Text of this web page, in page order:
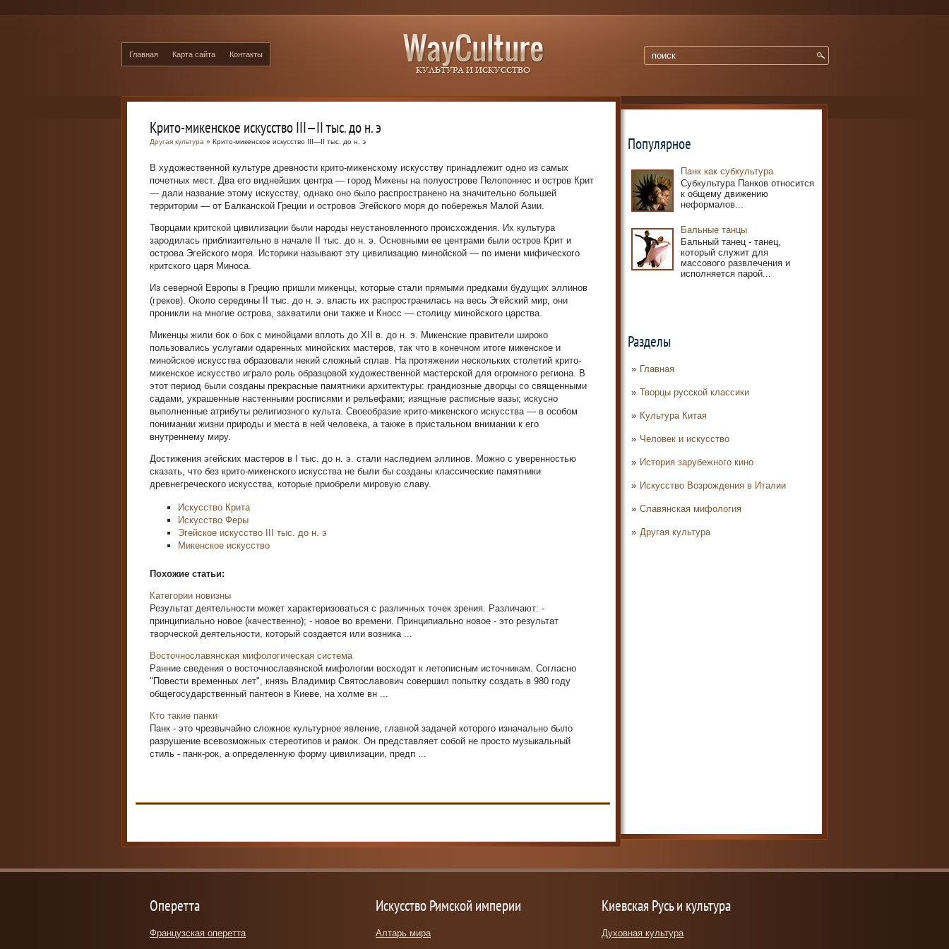
Главная Карта сайта Контакты
Популярное
Панк как субкультура
Субкультура Панков относится
к общему движению
неформалов...
Бальные танцы
Бальный танец - танец,
который служит для
массового развлечения и
исполняется парой...
Разделы
Главная
Творцы русской классики
Культура Китая
Человек и искусство
История зарубежного кино
Искусство Возрождения в Италии
Славянская мифология
Другая культура
Крито-микенское искусство III—II тыс. до н. э
Другая культура » Крито-микенское искусство III—II тыс. до н. э
В художественной культуре древности крито-микенскому искусству принадлежит одно из самых
почетных мест. Два его виднейших центра — город Микены на полуострове Пелопоннес и остров Крит
— дали название этому искусству, однако оно было распространено на значительно большей
территории — от Балканской Греции и островов Эгейского моря до побережья Малой Азии.
Творцами критской цивилизации были народы неустановленного происхождения. Их культура
зародилась приблизительно в начале II тыс. до н. э. Основными ее центрами были остров Крит и
острова Эгейского моря. Историки называют эту цивилизацию минойской — по имени мифического
критского царя Миноса.
Из северной Европы в Грецию пришли микенцы, которые стали прямыми предками будущих эллинов
(греков). Около середины II тыс. до н. э. власть их распространилась на весь Эгейский мир, они
проникли на многие острова, захватили они также и Кносс — столицу минойского царства.
Микенцы жили бок о бок с минойцами вплоть до XII в. до н. э. Микенские правители широко
пользовались услугами одаренных минойских мастеров, так что в конечном итоге микенское и
минойское искусства образовали некий сложный сплав. На протяжении нескольких столетий крито-
микенское искусство играло роль образцовой художественной мастерской для огромного региона. В
этот период были созданы прекрасные памятники архитектуры: грандиозные дворцы со священными
садами, украшенные настенными росписями и рельефами; изящные расписные вазы; искусно
выполненные атрибуты религиозного культа. Своеобразие крито-микенского искусства — в особом
понимании жизни природы и места в ней человека, а также в пристальном внимании к его
внутреннему миру.
Достижения эгейских мастеров в I тыс. до н. э. стали наследием эллинов. Можно с уверенностью
сказать, что без крито-микенского искусства не были бы созданы классические памятники
древнегреческого искусства, которые приобрели мировую славу.
Искусство Крита
Искусство Феры
Эгейское искусство III тыс. до н. э
Микенское искусство
Похожие статьи:
Категории новизны
Результат деятельности может характеризоваться с различных точек зрения. Различают: -
принципиально новое (качественно); - новое во времени. Принципиально новое - это результат
творческой деятельности, который создается или возника ...
Восточнославянская мифологическая система
Ранние сведения о восточнославянской мифологии восходят к летописным источникам. Согласно
"Повести временных лет", князь Владимир Святославович совершил попытку создать в 980 году
общегосударственный пантеон в Киеве, на холме вн ...
Кто такие панки
Панк - это чрезвычайно сложное культурное явление, главной задачей которого изначально было
разрушение всевозможных стереотипов и рамок. Он представляет собой не просто музыкальный
стиль - панк-рок, а определенную форму цивилизации, предп ...
Оперетта
Французская оперетта
Искусство Римской империи
Алтарь мира
Киевская Русь и культура
Духовная культура